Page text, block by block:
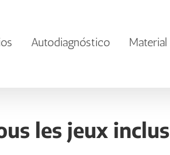
Autodiagnóstico Material
les jeux inclus